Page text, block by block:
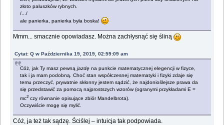
złoto paluszków rybnych.
/.../
ale panierka, panierka była boska!
Mmm... smacznie opowiadasz. Można zachłysnąć się śliną
Cytat: Q w Października 19, 2019, 02:59:09 am
Cóż, jak Ty masz pewnąjazdę na punkcie matematycznej elegencji w fizyce,
tak i ja mam podobną. Choć stan współczesnej matematyki i fizyki zdaje się
temu przeczyć, prywatnie skłonny jestem sądzić, że najdonioślejsze prawa da
się przedstawić za pomocą najprostszych wzorów (ogranymi przykładami E =
mc2 czy równanie opisujące zbiór Mandelbrota).
Oczywiście mogę się mylić.
Cóż, ja też tak sądzę. Ściślej – intuicja tak podpowiada.